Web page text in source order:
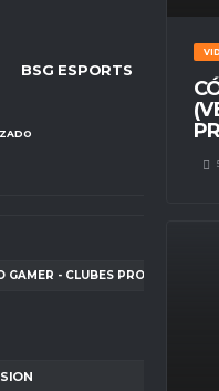
BSG ESPORTS
GAMER - CLUBES PRO